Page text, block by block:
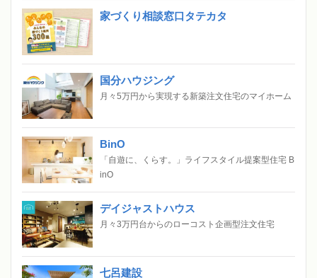
家づくり相談窓口タテカタ
国分ハウジング
月々5万円から実現する新築注文住宅のマイホーム
BinO
「自遊に、くらす。」ライフスタイル提案型住宅 B
inO
デイジャストハウス
月々3万円台からのローコスト企画型注文住宅
七呂建設